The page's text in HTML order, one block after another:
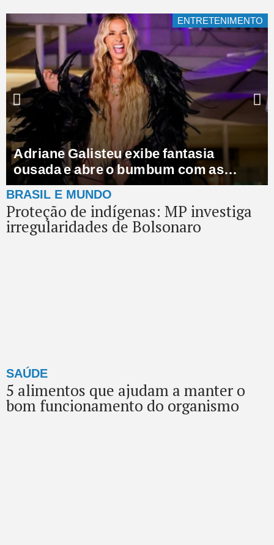
ENTRETENIMENTO
Adriane Galisteu exibe fantasia
ousada e abre o bumbum com as
mãos: “Ousada!”
BRASIL E MUNDO
Proteção de indígenas: MP investiga
irregularidades de Bolsonaro
SAÚDE
5 alimentos que ajudam a manter o
bom funcionamento do organismo